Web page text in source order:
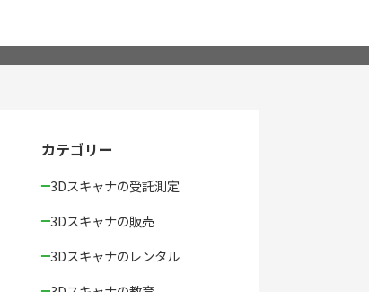
カテゴリー
3Dスキャナの受託測定
3Dスキャナの販売
3Dスキャナのレンタル